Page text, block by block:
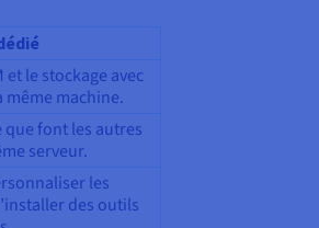
et le stockage avec
machine.
font les autres
serveur.
les
des outils